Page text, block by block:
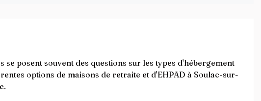
posent souvent des questions sur les types d'hébergement
options de maisons de retraite et d'EHPAD à Soulac-sur-